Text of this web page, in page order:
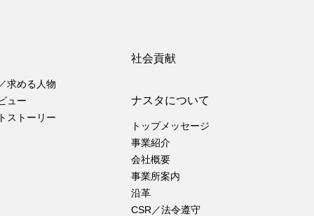
求める人物
ュー
ストーリー
社会貢献
ナスタについて
トップメッセージ
事業紹介
会社概要
事業所案内
沿革
CSR／法令遵守